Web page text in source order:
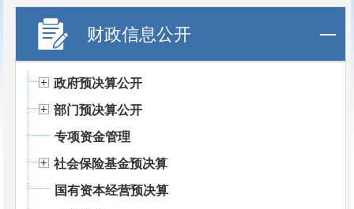
财政信息公开
政府预决算公开
部门预决算公开
专项资金管理
社会保险基金预决算
国有资本经营预决算